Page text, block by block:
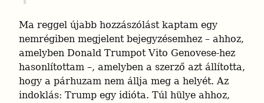
Ma reggel újabb hozzászólást kaptam egy
nemrégiben megjelent bejegyzésemhez – ahhoz,
amelyben Donald Trumpot Vito Genovese-hez
hasonlítottam –, amelyben a szerző azt állította,
hogy a párhuzam nem állja meg a helyét. Az
indoklás: Trump egy idióta. Túl hülye ahhoz,